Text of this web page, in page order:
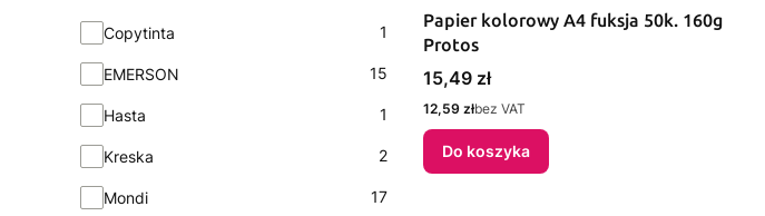
Marka
Copytinta 1
EMERSON 15
Hasta 1
Kreska 2
Mondi 17
Papier kolorowy A4 fuksja 50k. 160g
Protos
Cena
15,49 zł
Cena
12,59 złbez VAT
Do koszyka